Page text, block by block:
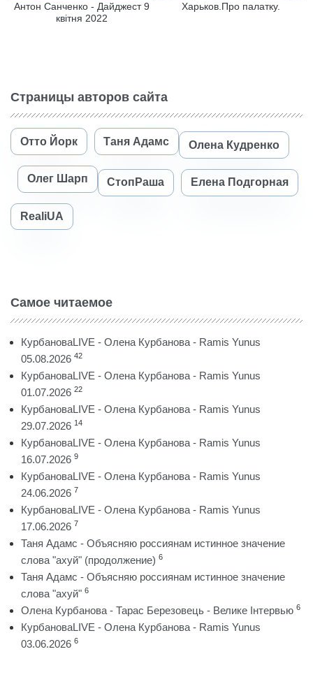
Антон Санченко - Дайджест 9
квітня 2022
Харьков.Про палатку.
Страницы авторов сайта
Отто Йорк Таня Адамс Олена Кудренко
Олег Шарп СтопРаша Елена Подгорная
RealiUA
Самое читаемое
КурбановаLIVE - Олена Курбанова - Ramis Yunus
05.08.2026 42
КурбановаLIVE - Олена Курбанова - Ramis Yunus
01.07.2026 22
КурбановаLIVE - Олена Курбанова - Ramis Yunus
29.07.2026 14
КурбановаLIVE - Олена Курбанова - Ramis Yunus
16.07.2026 9
КурбановаLIVE - Олена Курбанова - Ramis Yunus
24.06.2026 7
КурбановаLIVE - Олена Курбанова - Ramis Yunus
17.06.2026 7
Таня Адамс - Объясняю россиянам истинное значение
слова "ахуй" (продолжение) 6
Таня Адамс - Объясняю россиянам истинное значение
слова "ахуй" 6
Олена Курбанова - Тарас Березовець - Велике Інтервью 6
КурбановаLIVE - Олена Курбанова - Ramis Yunus
03.06.2026 6